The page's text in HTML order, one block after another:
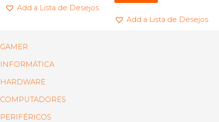
Add a Lista de Desejos
Add a Lista de Desejos
GAMER
INFORMÁTICA
HARDWARE
COMPUTADORES
PERIFÉRICOS